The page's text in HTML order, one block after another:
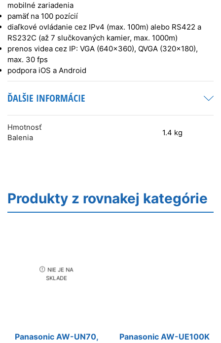
mobilné zariadenia
pamäť na 100 pozícií
diaľkové ovládanie cez IPv4 (max. 100m) alebo RS422 a
RS232C (až 7 slučkovaných kamier, max. 1000m)
prenos videa cez IP: VGA (640×360), QVGA (320×180),
max. 30 fps
podpora iOS a Android
ĎALŠIE INFORMÁCIE
Hmotnosť
Balenia
1.4 kg
Produkty z rovnakej kategórie
NIE JE NA
SKLADE
Panasonic AW-UN70,
Panasonic AW-UE100K